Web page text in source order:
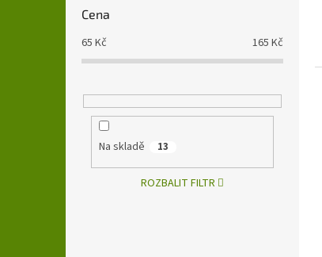
Cena
65 Kč 165 Kč
Na skladě 13
ROZBALIT FILTR